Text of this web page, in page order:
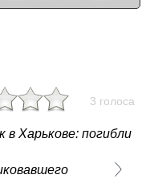
3 голоса
Харькове: погибли